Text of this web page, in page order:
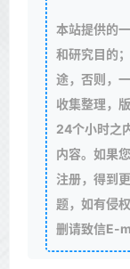
本站提供的
和研究目的
途，否则，
收集整理，
24个小时之
内容。如果
注册，得到
题，如有侵
删请致信E-